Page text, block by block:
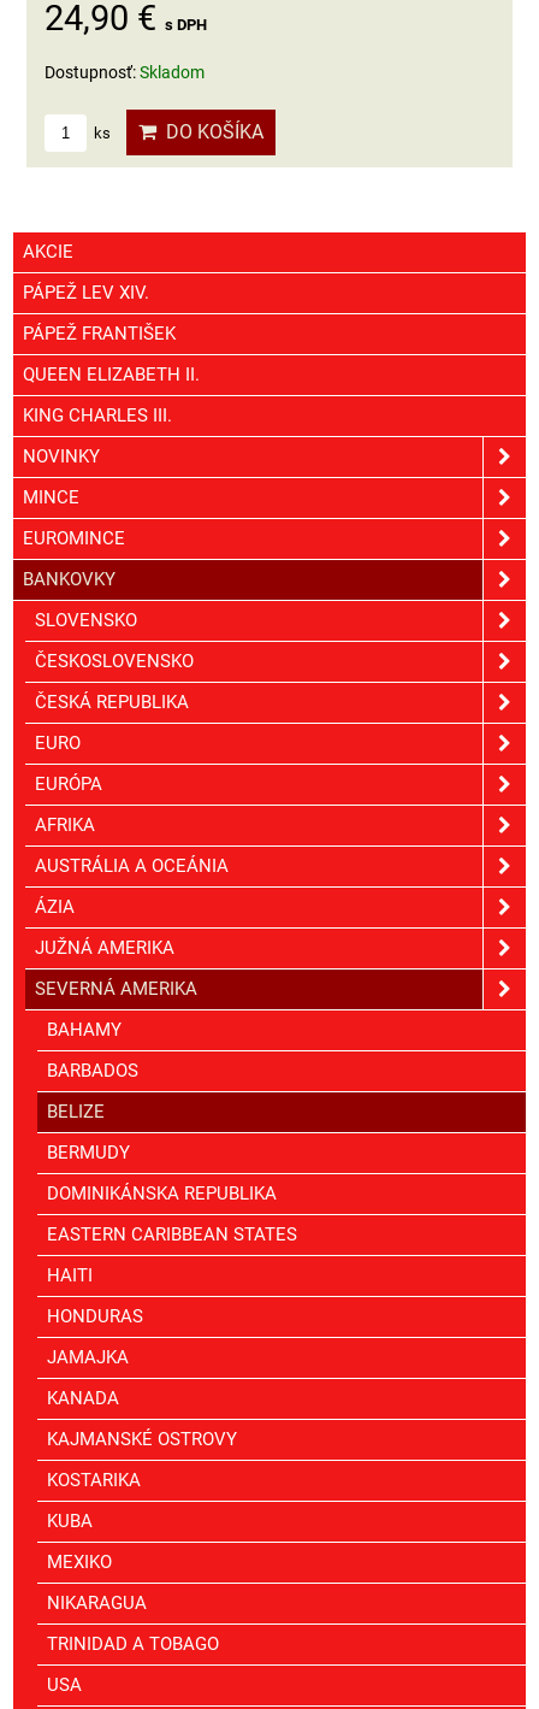
24,90 € s DPH
Dostupnosť:Skladom
ks DO KOŠÍKA
AKCIE
PÁPEŽ LEV XIV.
PÁPEŽ FRANTIŠEK
QUEEN ELIZABETH II.
KING CHARLES III.
NOVINKY
MINCE
EUROMINCE
BANKOVKY
SLOVENSKO
ČESKOSLOVENSKO
ČESKÁ REPUBLIKA
EURO
EURÓPA
AFRIKA
AUSTRÁLIA A OCEÁNIA
ÁZIA
JUŽNÁ AMERIKA
SEVERNÁ AMERIKA
BAHAMY
BARBADOS
BELIZE
BERMUDY
DOMINIKÁNSKA REPUBLIKA
EASTERN CARIBBEAN STATES
HAITI
HONDURAS
JAMAJKA
KANADA
KAJMANSKÉ OSTROVY
KOSTARIKA
KUBA
MEXIKO
NIKARAGUA
TRINIDAD A TOBAGO
USA